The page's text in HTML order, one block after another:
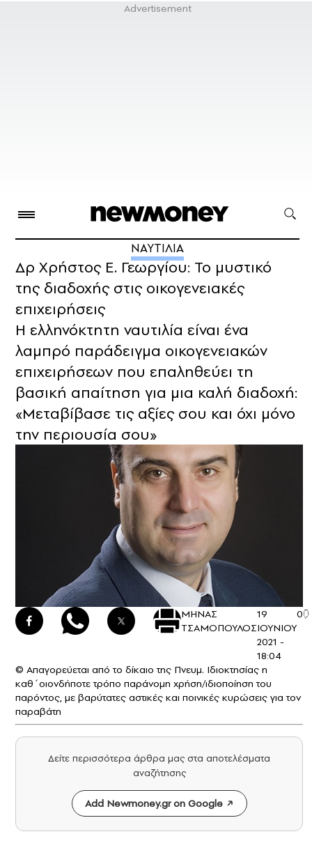
ΝΑΥΤΙΛΙΑ
Δρ Χρήστος Ε. Γεωργίου: Το μυστικό
της διαδοχής στις οικογενειακές
επιχειρήσεις
Η ελληνόκτητη ναυτιλία είναι ένα
λαμπρό παράδειγμα οικογενειακών
επιχειρήσεων που επαληθεύει τη
βασική απαίτηση για μια καλή διαδοχή:
«Μεταβίβασε τις αξίες σου και όχι μόνο
την περιουσία σου»
ΜΗΝΑΣ
ΤΣΑΜΟΠΟΥΛΟΣ
19
ΙΟΥΝΙΟΥ
2021 -
18:04
0
© Απαγορεύεται από το δίκαιο της Πνευμ. Ιδιοκτησίας η
καθ΄οιονδήποτε τρόπο παράνομη χρήση/ιδιοποίηση του
παρόντος, με βαρύτατες αστικές και ποινικές κυρώσεις για τον
παραβάτη
Δείτε περισσότερα άρθρα μας στα αποτελέσματα
αναζήτησης
Add Newmoney.gr on Google